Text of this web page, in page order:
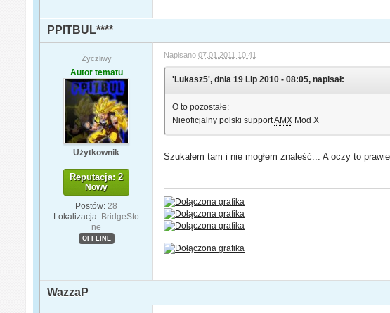
PPITBUL****
Życzliwy
Autor tematu
Użytkownik
Reputacja: 2
Nowy
Postów: 28
Lokalizacja: BridgeSto
ne
OFFLINE
Napisano07.01.2011 10:41
'Lukasz5', dnia 19 Lip 2010 - 08:05, napisał:
O to pozostałe:
Nieoficjalny polski supportAMX Mod X
Szukałem tam i nie mogłem znaleść... A oczy to
WazzaP